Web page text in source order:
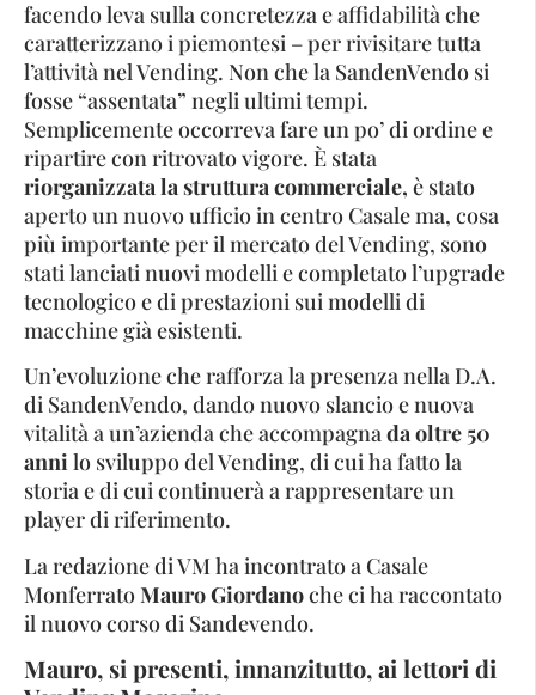
facendo leva sulla concretezza e affidabilità che
caratterizzano i piemontesi – per rivisitare tutta
l’attività nel Vending. Non che la SandenVendo si
fosse “assentata” negli ultimi tempi.
Semplicemente occorreva fare un po’ di ordine e
ripartire con ritrovato vigore. È stata
riorganizzata la struttura commerciale, è stato
aperto un nuovo ufficio in centro Casale ma, cosa
più importante per il mercato del Vending, sono
stati lanciati nuovi modelli e completato l’upgrade
tecnologico e di prestazioni sui modelli di
macchine già esistenti.
Un’evoluzione che rafforza la presenza nella D.A.
di SandenVendo, dando nuovo slancio e nuova
vitalità a un’azienda che accompagnada oltre 50
annilo sviluppo del Vending, di cui ha fatto la
storia e di cui continuerà a rappresentare un
player di riferimento.
La redazione di VM ha incontrato a Casale
MonferratoMauro Giordanoche ci ha raccontato
il nuovo corso di Sandevendo.
Mauro, si presenti, innanzitutto, ai lettori di